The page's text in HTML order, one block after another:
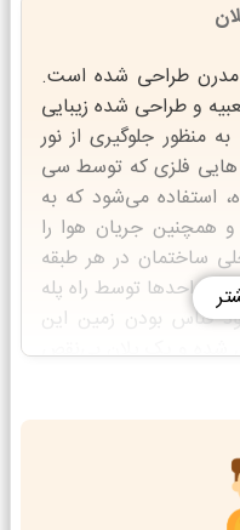
طراحی شده است.
و طراحی شده زیبایی
منظور جلوگیری از نور
هایی فلزی که توسط سی
استفاده می‌شود که به
جریان هوا را
ساختمان در هر طبقه
واحدها توسط راه پله
قناس بودن زمین این
شده و یک پلان بی‌نقص
و فضای حمام در میان
آسان جای گرفته است.